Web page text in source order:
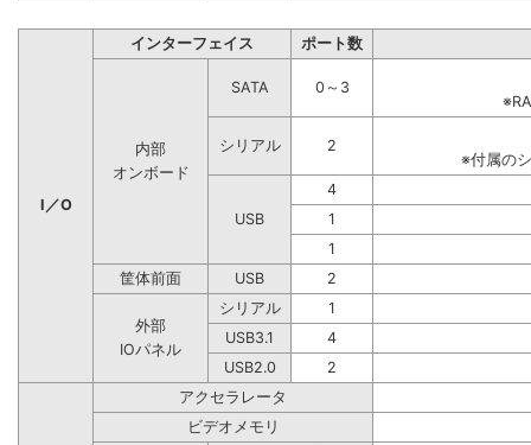
I／O
インターフェイス ポート数
内部
オンボード
SATA
0～3
シリアル
2
※付属の
USB
4
1
1
筐体前面
USB 2
外部
IOパネル
シリアル
1
USB3.1
4
USB2.0
2
アクセラレータ
ビデオメモリ